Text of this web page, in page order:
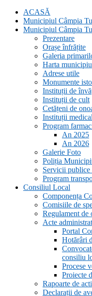
ACASĂ
Municipiul Câmpia
Municipiul Câmpia
Prezentare
Orașe înfrățite
Galeria
Harta
Adrese utile
Monumente
Instituții de
Instituții de cult
Cetățeni de
Instituții
Program
An 2025
An 2026
Galerie Foto
Poliția
Servicii publice
Program
Consiliul Local
Componența
Comisiile de
Regulament de
Acte
Portal
Hotărâri
consiliu
Procese
Proiecte
Rapoarte de
Declarații de